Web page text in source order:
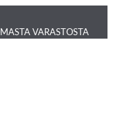
VARASTOSTA